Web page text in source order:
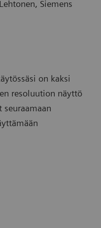
Siemens
on kaksi
resoluution näyttö
seuraamaan